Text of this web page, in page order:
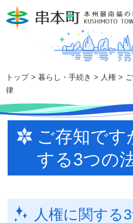
文
トップ> 暮らし・手続き > 人権 >
律
ご存知です
する3つの
人権に関する